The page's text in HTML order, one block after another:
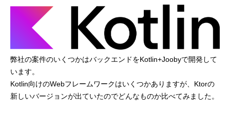
教務システム開発
不動産システム開発
プログラマーの1週間
デザイナーの1週間
弊社の案件のいくつかはバックエンドをKotlin+Joobyで開発して
います。
Kotlin向けのWebフレームワークはいくつかありますが、Ktorの
新しいバージョンが出ていたのでどんなものか比べてみました。